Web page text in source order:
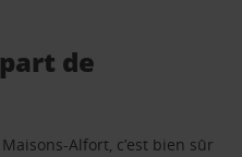
de
Alfort, c’est bien sûr